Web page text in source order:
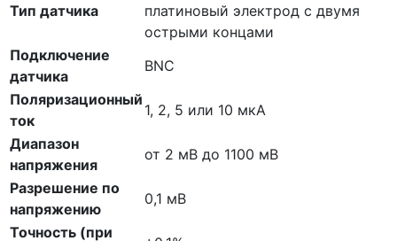
Тип датчика
платиновый электрод с двумя
острыми концами
Подключение
датчика
BNC
Поляризационный
ток
1, 2, 5 или 10 мкА
Диапазон
напряжения
от 2 мВ до 1100 мВ
Разрешение по
напряжению
0,1 мВ
Точность (при